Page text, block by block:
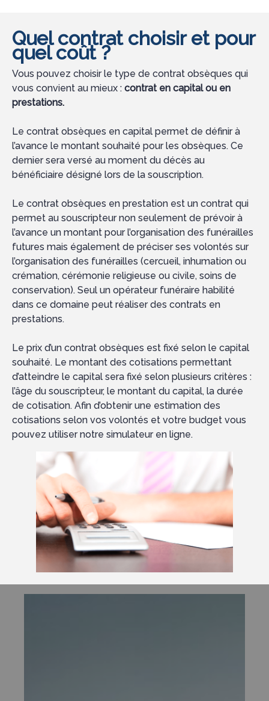
Quel contrat choisir et pour
quel coût ?
Vous pouvez choisir le type de contrat obsèques qui
vous convient au mieux : contrat en capital ou en
prestations.
Le contrat obsèques en capital permet de définir à
l’avance le montant souhaité pour les obsèques. Ce
dernier sera versé au moment du décès au
bénéficiaire désigné lors de la souscription.
Le contrat obsèques en prestation est un contrat qui
permet au souscripteur non seulement de prévoir à
l’avance un montant pour l’organisation des funérailles
futures mais également de préciser ses volontés sur
l’organisation des funérailles (cercueil, inhumation ou
crémation, cérémonie religieuse ou civile, soins de
conservation). Seul un opérateur funéraire habilité
dans ce domaine peut réaliser des contrats en
prestations.
Le prix d’un contrat obsèques est fixé selon le capital
souhaité. Le montant des cotisations permettant
d’atteindre le capital sera fixé selon plusieurs critères :
l’âge du souscripteur, le montant du capital, la durée
de cotisation. Afin d’obtenir une estimation des
cotisations selon vos volontés et votre budget vous
pouvez utiliser notre simulateur en ligne.